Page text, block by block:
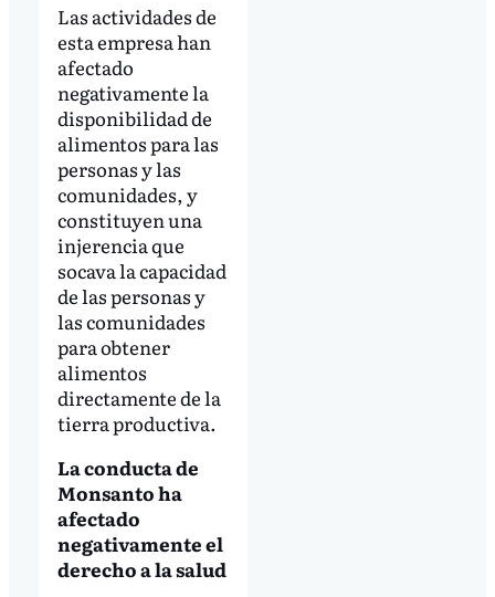
Las actividades de
esta empresa han
afectado
negativamente la
disponibilidad de
alimentos para las
personas y las
comunidades, y
constituyen una
injerencia que
socava la capacidad
de las personas y
las comunidades
para obtener
alimentos
directamente de la
tierra productiva.
La conducta de
Monsanto ha
afectado
negativamente el
derecho a la salud